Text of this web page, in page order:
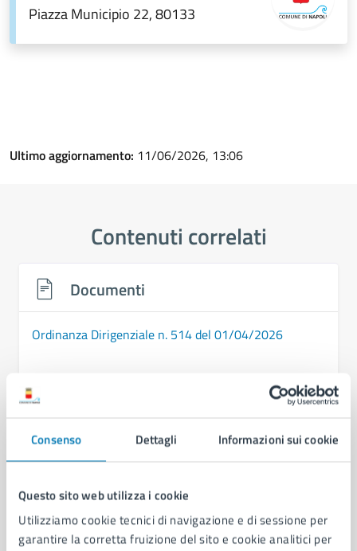
Consenso Dettagli Informazioni sui cookie
Questo sito web utilizza i cookie
Utilizziamo cookie tecnici di navigazione e di sessione per
garantire la corretta fruizione del sito e cookie analitici per
Piazza Municipio 22, 80133
Ultimo aggiornamento: 11/06/2026, 13:06
Contenuti correlati
Documenti
Ordinanza Dirigenziale n. 514 del 01/04/2026